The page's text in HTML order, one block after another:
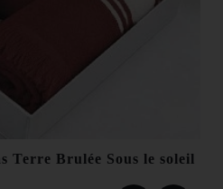
Terre Brulée Sous le soleil